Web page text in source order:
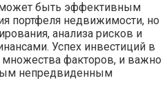
быть эффективным
портфеля недвижимости, но
анализа рисков и
Успех инвестиций в
факторов, и важно
непредвиденным